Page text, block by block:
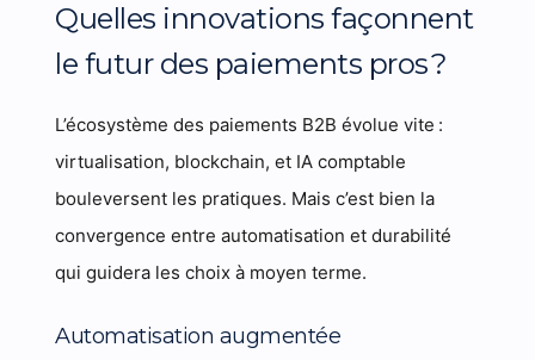
Quelles innovations façonnent
le futur des paiements pros ?
L’écosystème des paiements B2B évolue vite :
virtualisation, blockchain, et IA comptable
bouleversent les pratiques. Mais c’est bien la
convergence entre automatisation et durabilité
qui guidera les choix à moyen terme.
Automatisation augmentée